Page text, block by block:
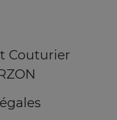
Couturier